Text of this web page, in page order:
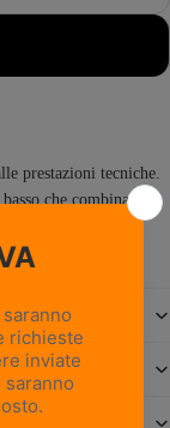
prestazioni tecniche.
che combina una
della suola